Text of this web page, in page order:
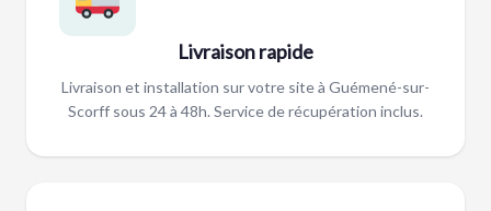
Livraison rapide
Livraison et installation sur votre site à Guémené-sur-
Scorff sous 24 à 48h. Service de récupération inclus.